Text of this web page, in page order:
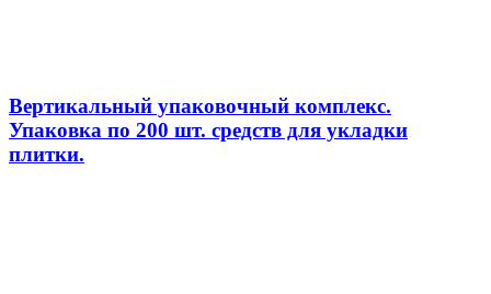
Вертикальный упаковочный комплекс.
Упаковка по 200 шт. средств для укладки
плитки.